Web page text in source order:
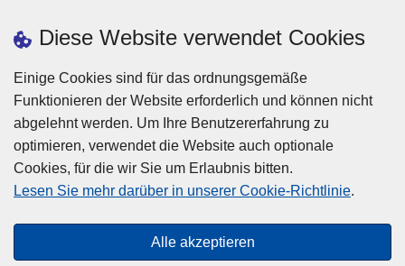
Diese Website verwendet Cookies
Einige Cookies sind für das ordnungsgemäße
Funktionieren der Website erforderlich und können nicht
abgelehnt werden. Um Ihre Benutzererfahrung zu
optimieren, verwendet die Website auch optionale
Cookies, für die wir Sie um Erlaubnis bitten.
Lesen Sie mehr darüber in unserer Cookie-Richtlinie.
Alle akzeptieren
Disclaimer
Privacy
Cookies
Barrierefreiheit